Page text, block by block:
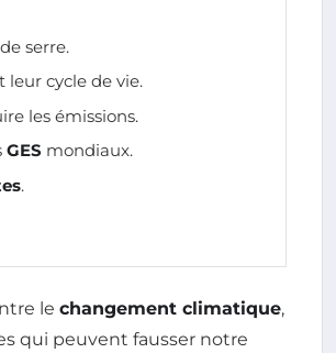
serre.
leur cycle de vie.
les émissions.
GES mondiaux.
.
le changement climatique,
qui peuvent fausser notre